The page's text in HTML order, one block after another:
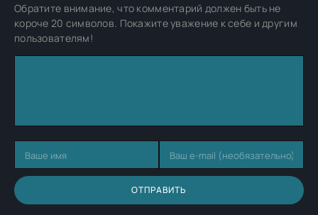
Обратите внимание, что комментарий должен быть не
короче 20 символов. Покажите уважение к себе и другим
пользователям!
ОТПРАВИТЬ